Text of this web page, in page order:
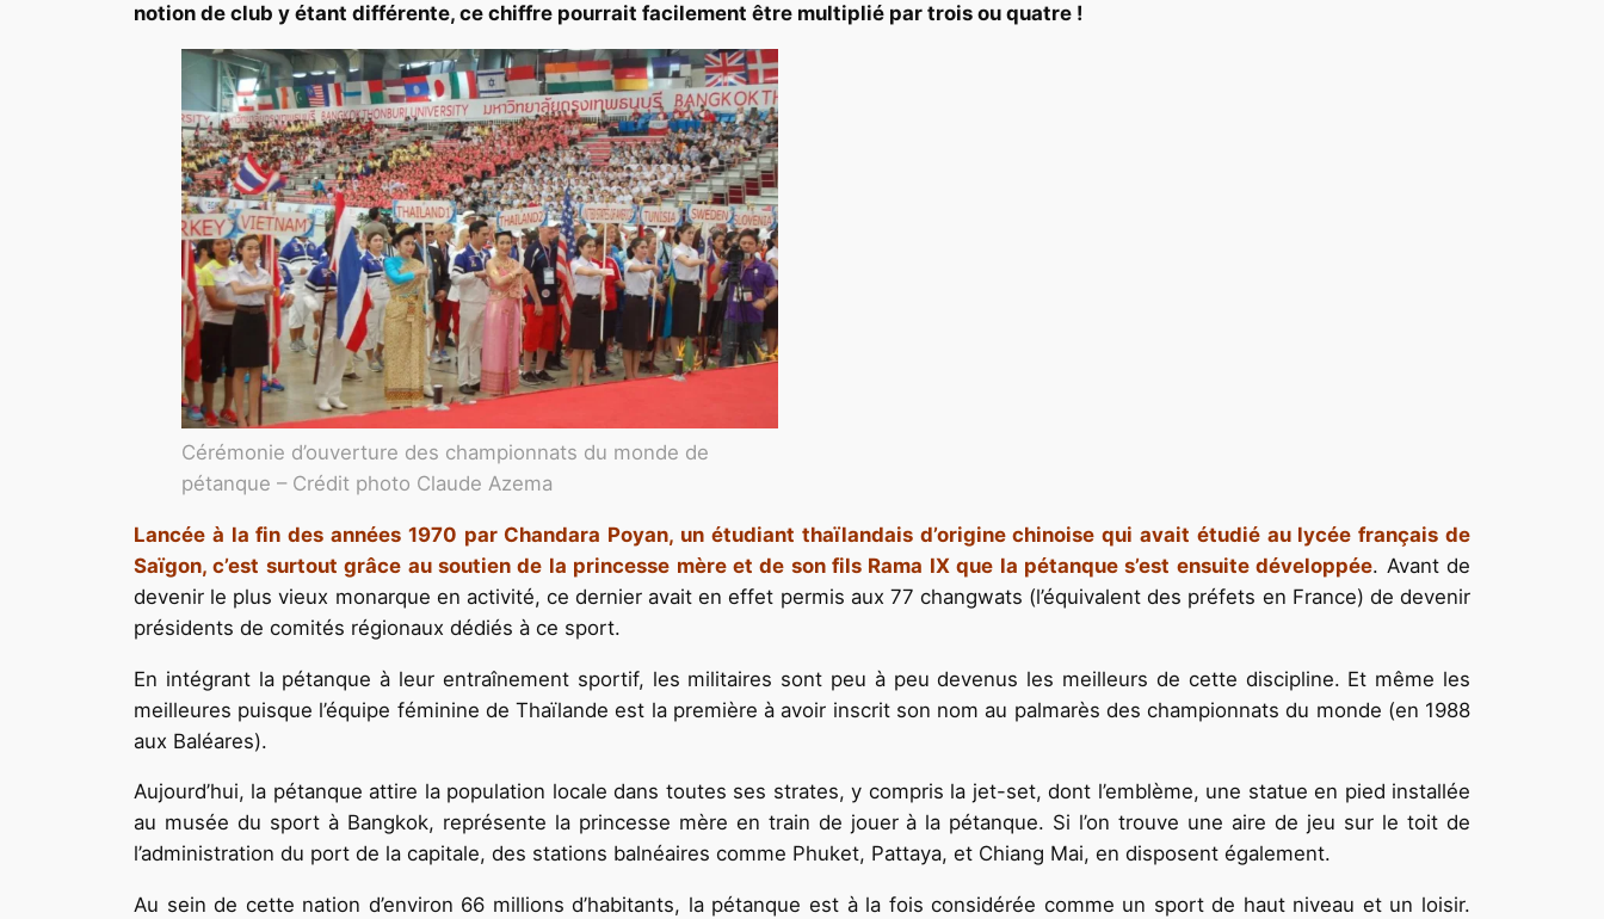
notion de club y étant différente, ce chiffre pourrait facilement être multiplié par trois ou quatre !
Cérémonie d’ouverture des championnats du monde de
pétanque – Crédit photo Claude Azema
Lancée à la fin des années 1970 par Chandara Poyan, un étudiant thaïlandais d’origine chinoise qui avait étudié au lycée français de
Saïgon, c’est surtout grâce au soutien de la princesse mère et de son fils Rama IX que la pétanque s’est ensuite développée. Avant de
devenir le plus vieux monarque en activité, ce dernier avait en effet permis aux 77 changwats (l’équivalent des préfets en France) de devenir
présidents de comités régionaux dédiés à ce sport.
En intégrant la pétanque à leur entraînement sportif, les militaires sont peu à peu devenus les meilleurs de cette discipline. Et même les
meilleures puisque l’équipe féminine de Thaïlande est la première à avoir inscrit son nom au palmarès des championnats du monde (en 1988
aux Baléares).
Aujourd’hui, la pétanque attire la population locale dans toutes ses strates, y compris la jet-set, dont l’emblème, une statue en pied installée
au musée du sport à Bangkok, représente la princesse mère en train de jouer à la pétanque. Si l’on trouve une aire de jeu sur le toit de
l’administration du port de la capitale, des stations balnéaires comme Phuket, Pattaya, et Chiang Mai, en disposent également.
Au sein de cette nation d’environ 66 millions d’habitants, la pétanque est à la fois considérée comme un sport de haut niveau et un loisir.